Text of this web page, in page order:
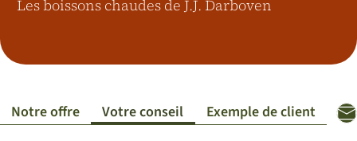
Les boissons chaudes de J.J. Darboven
Notre offre Votre conseil Exemple de client